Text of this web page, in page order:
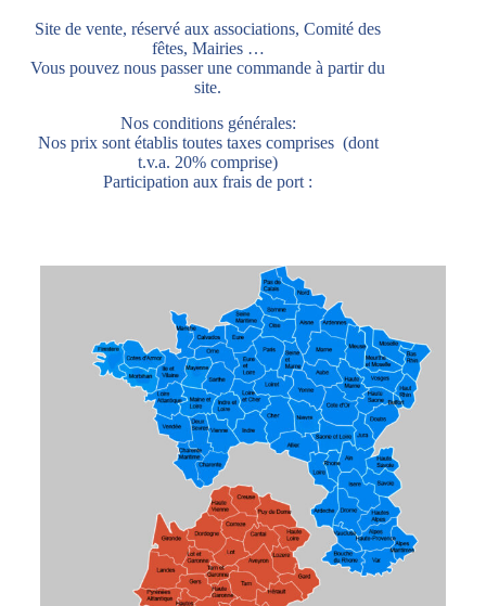
Site de vente, réservé aux associations, Comité des
fêtes, Mairies …
Vous pouvez nous passer une commande à partir du
site.
Nos conditions générales:
Nos prix sont établis toutes taxes comprises (dont
t.v.a. 20% comprise)
Participation aux frais de port :